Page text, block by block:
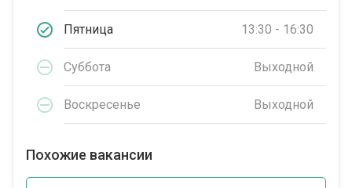
Пятница 13:30 - 16:30
Суббота Выходной
Воскресенье Выходной
Похожие вакансии